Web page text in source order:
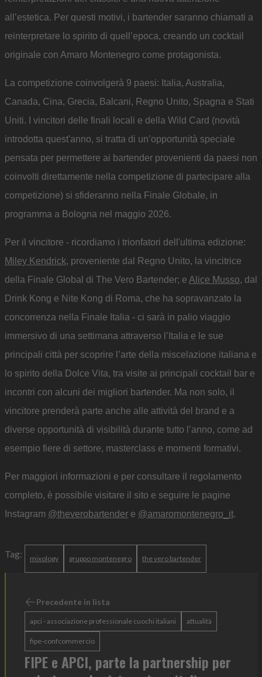
all’estetica. Per questi motivi, i bartender saranno chiamati a
reinterpretare lo spirito di quell’epoca, creando un cocktail
originale con Amaro Montenegro come protagonista.
La competizione coinvolgerà 9 paesi: Italia, Australia,
Canada, Cina, Grecia, Balcani, Regno Unito, Spagna e Stati
Uniti. I vincitori delle finali locali e della Wild Card (novità
introdotta quest'anno, si tratta di un’opportunità speciale
pensata per permettere ai bartender provenienti da paesi non
coinvolti direttamente nella competizione di partecipare alla
competizione) si sfideranno nella Finale Globale, in
programma a Bologna nel maggio 2026.
Per il vincitore - ricordiamo i trionfatori dell'ultima edizione:
Miley Kendrick, proveniente dal Regno Unito, la vincitrice
della Finale Global di The Vero Bartender; e Alice Musso, dal
Drink Kong e Nite Kong di Roma, che ha sopravanzato la
concorrenza nella Finale Italia - ci sarà in palio viaggio
immersivo di una settimana attraverso l’Italia e le sue
principali città per scoprire l’arte della miscelazione italiana e
lo spirito della Dolce Vita, tra visite ai principali cocktail bar e
incontri con alcuni dei migliori bartender. Ma non solo, il
vincitore prenderà parte anche alle attività del brand e a
diverse opportunità di visibilità durante tutto l’anno, come ad
esempio fiere di settore, masterclass e momenti formativi.
Per maggiori informazioni e per consultare il regolamento
completo, è possibile visitare il sito e seguire le pagine
Instagram @theverobartender e @amaromontenegro_it.
Tag: mixology gruppo montenegro the vero bartender
Precedente in lista
apci - associazione professionale cuochi italiani attualità
fipe-confcommercio
FIPE e APCI, parte la partnership per